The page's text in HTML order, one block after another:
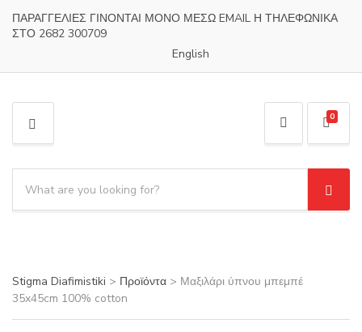
ΠΑΡΑΓΓΕΛΙΕΣ ΓΙΝΟΝΤΑΙ ΜΟΝΟ ΜΕΣΩ EMAIL Η ΤΗΛΕΦΩΝΙΚΑ
ΣΤΟ 2682 300709
English
M
E
N
U
a
o
r
y
a
p
r
o
S
e
0
Stigma Diafimistiki > Προϊόντα > Μαξιλάρι ύπνου μπεμπέ
35x45cm 100% cotton